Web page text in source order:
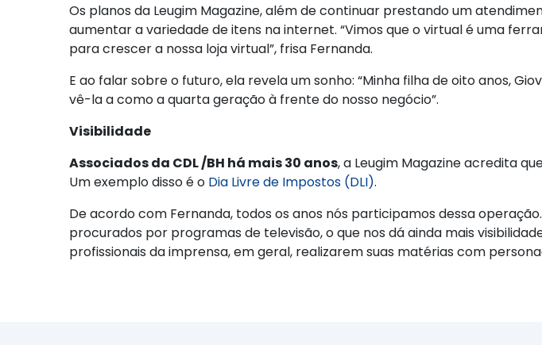
Os planos da Leugim Magazine, além de continuar prestando um
aumentar a variedade de itens na internet. “Vimos que o virtual é uma
para crescer a nossa loja virtual”, frisa Fernanda.
E ao falar sobre o futuro, ela revela um sonho: “Minha filha de oito anos,
vê-la a como a quarta geração à frente do nosso negócio”.
Visibilidade
Associados da CDL /BH há mais 30 anos, a Leugim Magazine acredita
Um exemplo disso é o Dia Livre de Impostos (DLI).
De acordo com Fernanda, todos os anos nós participamos dessa
procurados por programas de televisão, o que nos dá ainda mais
profissionais da imprensa, em geral, realizarem suas matérias com